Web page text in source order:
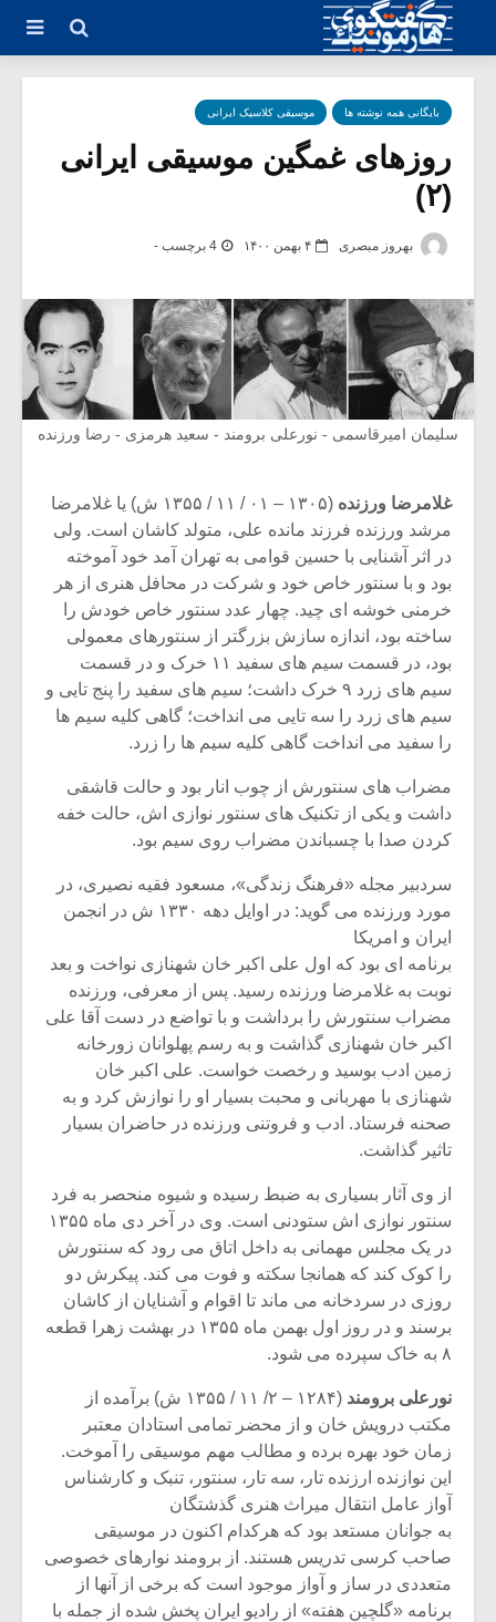
بایگانی همه نوشته ها موسیقی کلاسیک ایرانی
روزهای غمگین موسیقی ایرانی
(۲)
بهروز مبصری ۴ بهمن ۱۴۰۰ 4 برچسب -
سلیمان امیرقاسمی - نورعلی برومند - سعید هرمزی - رضا ورزنده
غلامرضا ورزنده
(۱۳۰۵ – ۰۱ / ۱۱ / ۱۳۵۵ ش) یا غلامرضا
مرشد ورزنده فرزند مانده علی، متولد کاشان است. ولی
در اثر آشنایی با حسین قوامی به تهران آمد خود آموخته
بود و با سنتور خاص خود و شرکت در محافل هنری از هر
خرمنی خوشه ای چید. چهار عدد سنتور خاص خودش را
ساخته بود، اندازه سازش بزرگتر از سنتورهای معمولی
بود، در قسمت سیم های سفید ۱۱ خرک و در قسمت
سیم های زرد ۹ خرک داشت؛ سیم های سفید را پنج تایی و
سیم های زرد را سه تایی می انداخت؛ گاهی کلیه سیم ها
را سفید می انداخت گاهی کلیه سیم ها را زرد.
مضراب های سنتورش از چوب انار بود و حالت قاشقی
داشت و یکی از تکنیک های سنتور نوازی اش، حالت خفه
کردن صدا با چسباندن مضراب روی سیم بود.
سردبیر مجله «فرهنگ زندگی»، مسعود فقیه نصیری، در
مورد ورزنده می گوید: در اوایل دهه ۱۳۳۰ ش در انجمن
ایران و امریکا
برنامه ای بود که اول علی اکبر خان شهنازی نواخت و بعد
نوبت به غلامرضا ورزنده رسید. پس از معرفی، ورزنده
مضراب سنتورش را برداشت و با تواضع در دست آقا علی
اکبر خان شهنازی گذاشت و به رسم پهلوانان زورخانه
زمین ادب بوسید و رخصت خواست. علی اکبر خان
شهنازی با مهربانی و محبت بسیار او را نوازش کرد و به
صحنه فرستاد. ادب و فروتنی ورزنده در حاضران بسیار
تاثیر گذاشت.
از وی آثار بسیاری به ضبط رسیده و شیوه منحصر به فرد
سنتور نوازی اش ستودنی است. وی در آخر دی ماه ۱۳۵۵
در یک مجلس مهمانی به داخل اتاق می رود که سنتورش
را کوک کند که همانجا سکته و فوت می کند. پیکرش دو
روزی در سردخانه می ماند تا اقوام و آشنایان از کاشان
برسند و در روز اول بهمن ماه ۱۳۵۵ در بهشت زهرا قطعه
۸ به خاک سپرده می شود.
نورعلی برومند
(۱۲۸۴ – ۲/ ۱۱ / ۱۳۵۵ ش) برآمده از
مکتب درویش خان و از محضر تمامی استادان معتبر
زمان خود بهره برده و مطالب مهم موسیقی را آموخت.
این نوازنده ارزنده تار، سه تار، سنتور، تنبک و کارشناس
آواز عامل انتقال میراث هنری گذشتگان
به جوانان مستعد بود که هرکدام اکنون در موسیقی
صاحب کرسی تدریس هستند. از برومند نوارهای خصوصی
متعددی در ساز و آواز موجود است که برخی از آنها از
برنامه «گلچین هفته» از رادیو ایران پخش شده از جمله با
میکلوش روژا
یادداشتی بر موسیقی
متن فیلم «متری
شیش و نیم»
اگر نمی توانی
مشهورترین باشی،
بدنام ترین باش
موریس ژار
موسیقی
سکانسی